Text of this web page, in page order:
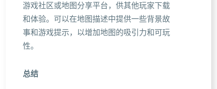
游戏社区或地图分享平台，供其他玩家下载
和体验。可以在地图描述中提供一些背景故
事和游戏提示，以增加地图的吸引力和可玩
性。
总结